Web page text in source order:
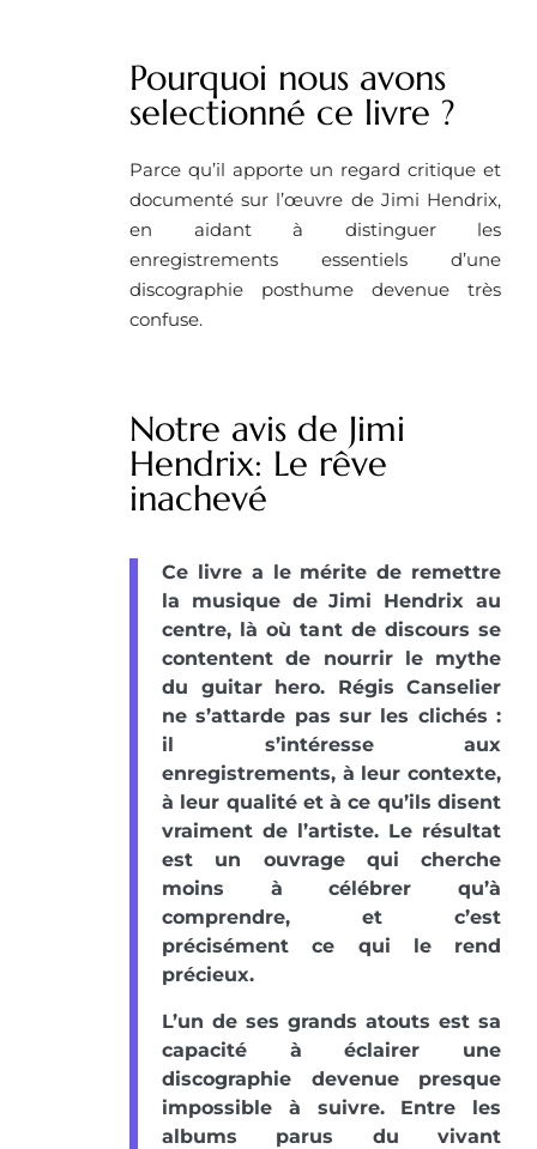
Pourquoi nous avons
selectionné ce livre ?
Parce qu’il apporte un regard critique et
documenté sur l’œuvre de Jimi Hendrix,
en aidant à distinguer les
enregistrements essentiels d’une
discographie posthume devenue très
confuse.
Notre avis de Jimi
Hendrix: Le rêve
inachevé
Ce livre a le mérite de remettre
la musique de Jimi Hendrix au
centre, là où tant de discours se
contentent de nourrir le mythe
du guitar hero. Régis Canselier
ne s’attarde pas sur les clichés :
il s’intéresse aux
enregistrements, à leur contexte,
à leur qualité et à ce qu’ils disent
vraiment de l’artiste. Le résultat
est un ouvrage qui cherche
moins à célébrer qu’à
comprendre, et c’est
précisément ce qui le rend
précieux.
L’un de ses grands atouts est sa
capacité à éclairer une
discographie devenue presque
impossible à suivre. Entre les
albums parus du vivant